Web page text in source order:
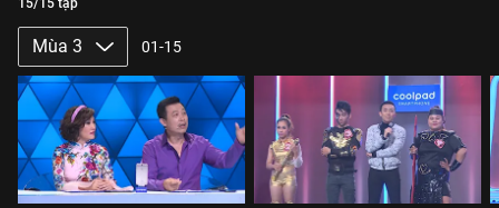
15/15 tập
Mùa 3 01-15